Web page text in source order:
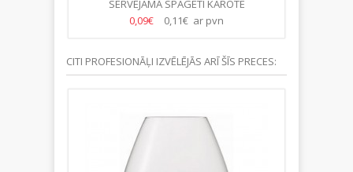
SERVĒJAMĀ SPAGETI KAROTE
0,09€
0,11€ ar pvn
CITI PROFESIONĀĻI IZVĒLĒJĀS ARĪ ŠĪS PRECES: